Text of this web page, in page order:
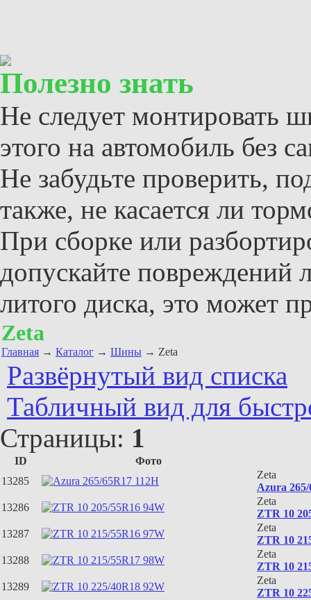
Полезно знать
Не следует монтировать
этого на автомобиль без
Не забудьте проверить,
также, не касается ли
При сборке или
допускайте повреждений
литого диска, это может
Zeta
Главная → Каталог → Шины → Zeta
Развёрнутый вид списка
Табличный вид для
Страницы: 1
ID
Фото
13285
Zeta
Azura 265/
13286
Zeta
ZTR 10
13287
Zeta
ZTR 10
13288
Zeta
ZTR 10
13289
Zeta
ZTR 10